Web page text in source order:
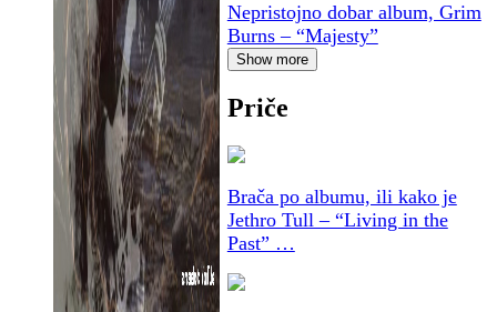
Nepristojno dobar album, Grim
Burns – “Majesty”
Show more
Priče
Brača po albumu, ili kako je
Jethro Tull – “Living in the
Past” …